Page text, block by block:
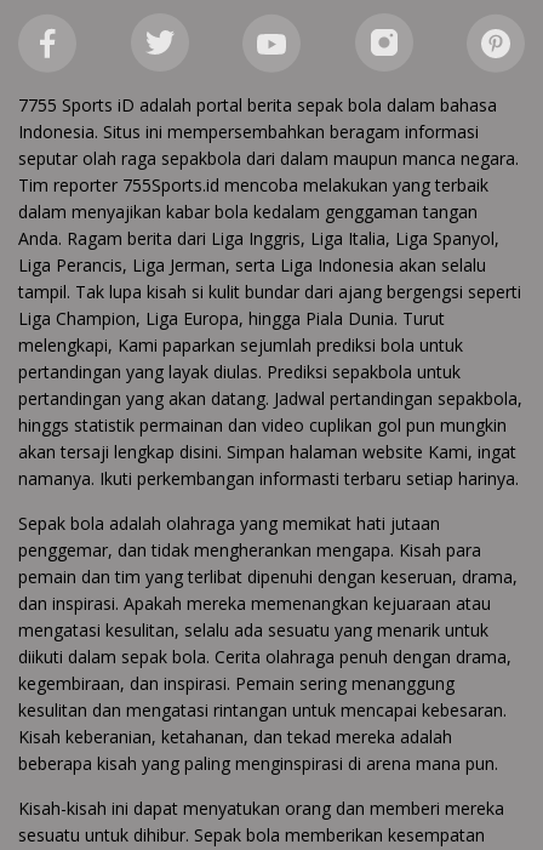
7755 Sports iD adalah portal berita sepak bola dalam bahasa
Indonesia. Situs ini mempersembahkan beragam informasi
seputar olah raga sepakbola dari dalam maupun manca negara.
Tim reporter 755Sports.id mencoba melakukan yang terbaik
dalam menyajikan kabar bola kedalam genggaman tangan
Anda. Ragam berita dari Liga Inggris, Liga Italia, Liga Spanyol,
Liga Perancis, Liga Jerman, serta Liga Indonesia akan selalu
tampil. Tak lupa kisah si kulit bundar dari ajang bergengsi seperti
Liga Champion, Liga Europa, hingga Piala Dunia. Turut
melengkapi, Kami paparkan sejumlah prediksi bola untuk
pertandingan yang layak diulas. Prediksi sepakbola untuk
pertandingan yang akan datang. Jadwal pertandingan sepakbola,
hinggs statistik permainan dan video cuplikan gol pun mungkin
akan tersaji lengkap disini. Simpan halaman website Kami, ingat
namanya. Ikuti perkembangan informasti terbaru setiap harinya.
Sepak bola adalah olahraga yang memikat hati jutaan
penggemar, dan tidak mengherankan mengapa. Kisah para
pemain dan tim yang terlibat dipenuhi dengan keseruan, drama,
dan inspirasi. Apakah mereka memenangkan kejuaraan atau
mengatasi kesulitan, selalu ada sesuatu yang menarik untuk
diikuti dalam sepak bola. Cerita olahraga penuh dengan drama,
kegembiraan, dan inspirasi. Pemain sering menanggung
kesulitan dan mengatasi rintangan untuk mencapai kebesaran.
Kisah keberanian, ketahanan, dan tekad mereka adalah
beberapa kisah yang paling menginspirasi di arena mana pun.
Kisah-kisah ini dapat menyatukan orang dan memberi mereka
sesuatu untuk dihibur. Sepak bola memberikan kesempatan